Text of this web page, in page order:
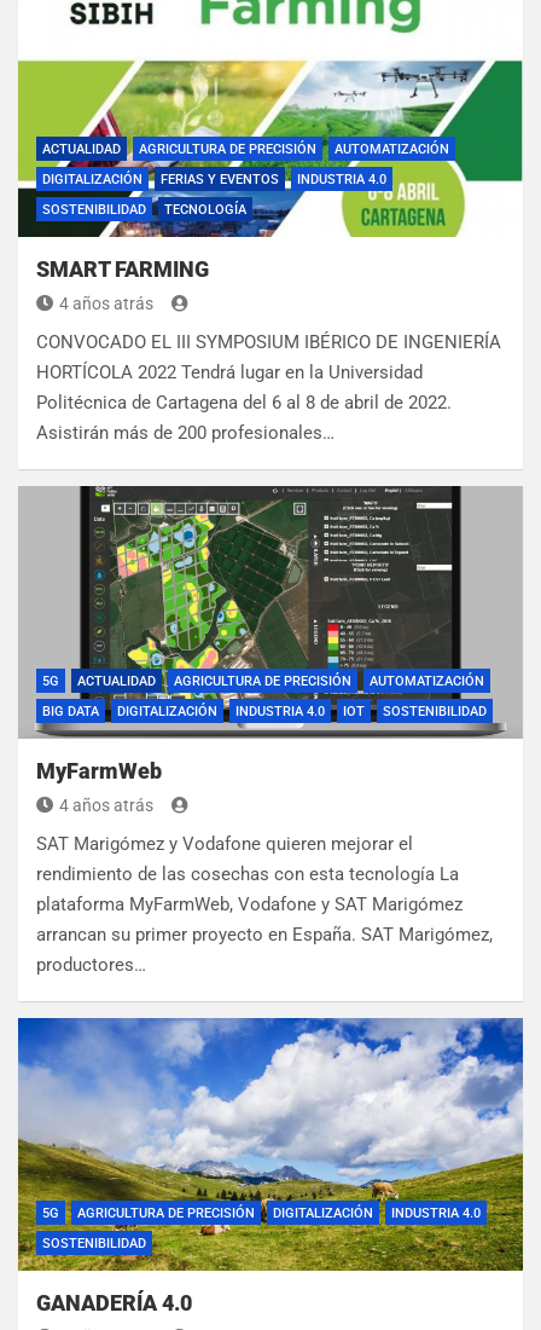
ACTUALIDAD AGRICULTURA DE PRECISIÓN
AUTOMATIZACIÓN
DIGITALIZACIÓN
FERIAS Y EVENTOS
INDUSTRIA 4.0
SOSTENIBILIDAD
TECNOLOGÍA
SMART FARMING
4 años atrás
CONVOCADO EL III SYMPOSIUM IBÉRICO DE INGENIERÍA
HORTÍCOLA 2022 Tendrá lugar en la Universidad
Politécnica de Cartagena del 6 al 8 de abril de 2022.
Asistirán más de 200 profesionales…
5G ACTUALIDAD AGRICULTURA DE PRECISIÓN
AUTOMATIZACIÓN
BIG DATA
DIGITALIZACIÓN INDUSTRIA 4.0 IOT SOSTENIBILIDAD
MyFarmWeb
4 años atrás
SAT Marigómez y Vodafone quieren mejorar el
rendimiento de las cosechas con esta tecnología La
plataforma MyFarmWeb, Vodafone y SAT Marigómez
arrancan su primer proyecto en España. SAT Marigómez,
productores…
5G AGRICULTURA DE PRECISIÓN DIGITALIZACIÓN
INDUSTRIA 4.0
SOSTENIBILIDAD
GANADERÍA 4.0